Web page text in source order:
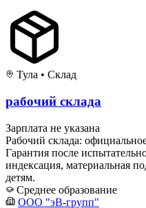
Тула • Склад
рабочий склада
Зарплата не указана
Рабочий склада:
Гарантия после
индексация, материальная
детям.
Среднее образование
ООО "эВ-групп"